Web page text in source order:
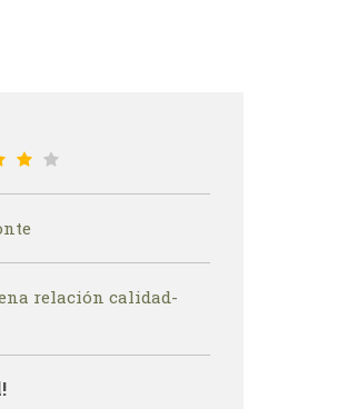
relación calidad-